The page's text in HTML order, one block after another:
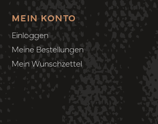
MEIN KONTO
Einloggen
Meine Bestellungen
Mein Wunschzettel